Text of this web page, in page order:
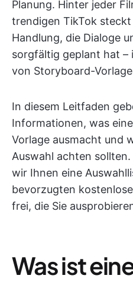
Planung. Hinter jeder
trendigen TikTok
Handlung, die Dialoge
sorgfältig geplant hat –
von Storyboard-
In diesem Leitfaden
Informationen, was
Vorlage ausmacht und
Auswahl achten
wir Ihnen eine
bevorzugten
frei, die Sie
Was ist